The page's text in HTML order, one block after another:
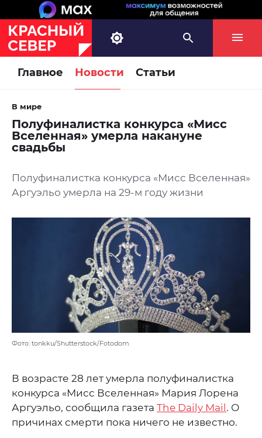
Главное Новости Статьи
В мире
Полуфиналистка конкурса «Мисс
Вселенная» умерла накануне
свадьбы
Полуфиналистка конкурса «Мисс Вселенная»
Аргуэльо умерла на 29-м году жизни
Фото: tonkku/Shutterstock/Fotodom
В возрасте 28 лет умерла полуфиналистка
конкурса «Мисс Вселенная» Мария Лорена
Аргуэльо, сообщила газета The Daily Mail . О
причинах смерти пока ничего не известно.